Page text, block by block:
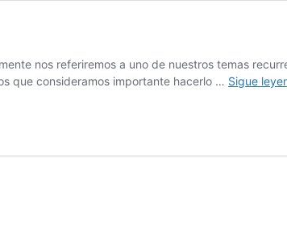
nos referiremos a uno de nuestros temas
que consideramos importante hacerlo … Sigue